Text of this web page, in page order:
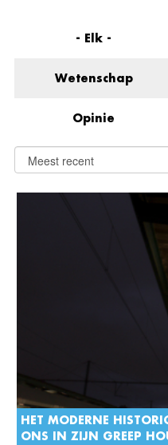
- Elk -
Wetenschap
Opinie
HET MODERNE
ONS IN ZIJN GREEP